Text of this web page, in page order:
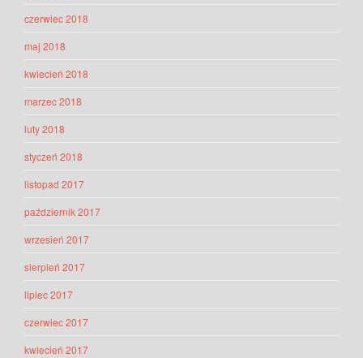
czerwiec 2018
maj 2018
kwiecień 2018
marzec 2018
luty 2018
styczeń 2018
listopad 2017
październik 2017
wrzesień 2017
sierpień 2017
lipiec 2017
czerwiec 2017
kwiecień 2017